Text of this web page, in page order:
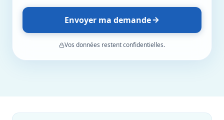
Envoyer ma demande
Vos données restent confidentielles.